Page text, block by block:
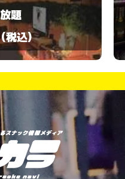
題
(税込)